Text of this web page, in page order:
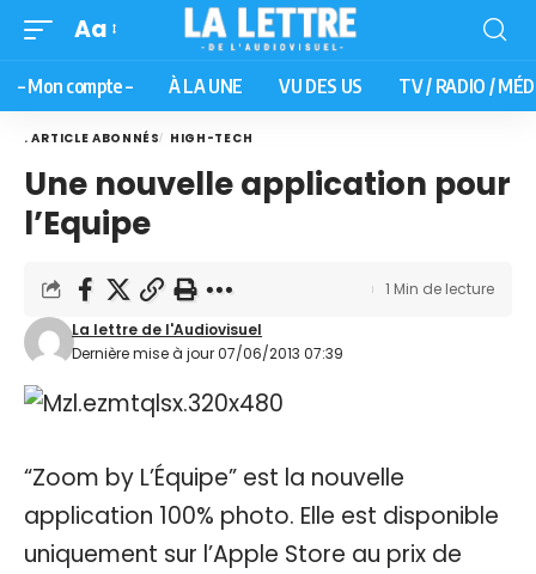
Aa
– Mon compte – À LA UNE VU DES US TV / RADIO /
. ARTICLE ABONNÉS HIGH-TECH
Une nouvelle application pour
l’Equipe
Dernière mise à jour 07/06/2013 07:39
La lettre de l'Audiovisuel
1 Min de lecture
“Zoom by L’Équipe” est la nouvelle
application 100% photo. Elle est disponible
uniquement sur l’Apple Store au prix de